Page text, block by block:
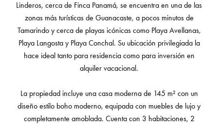
Linderos, cerca de Finca Panamá, se encuentra en una de las
zonas más turísticas de Guanacaste, a pocos minutos de
Tamarindo y cerca de playas icónicas como Playa Avellanas,
Playa Langosta y Playa Conchal. Su ubicación privilegiada la
hace ideal tanto para residencia como para inversión en
alquiler vacacional.
La propiedad incluye una casa moderna de 145 m² con un
diseño estilo boho moderno, equipada con muebles de lujo y
completamente amoblada. Cuenta con 3 habitaciones, 2